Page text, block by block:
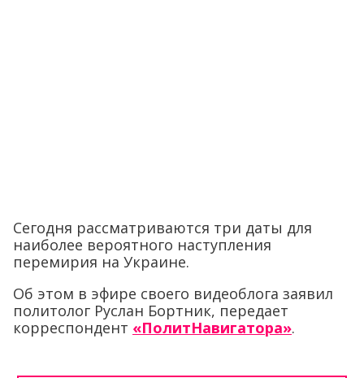
Сегодня рассматриваются три даты для
наиболее вероятного наступления
перемирия на Украине.
Об этом в эфире своего видеоблога заявил
политолог Руслан Бортник, передает
корреспондент «ПолитНавигатора».